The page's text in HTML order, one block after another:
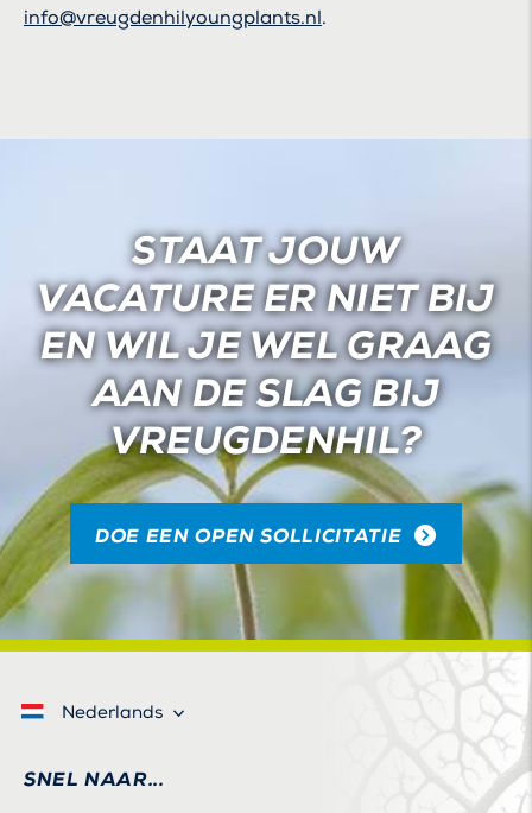
info@vreugdenhilyoungplants.nl.
STAAT JOUW
VACATURE ER NIET BIJ
EN WIL JE WEL GRAAG
AAN DE SLAG BIJ
VREUGDENHIL?
DOE EEN OPEN SOLLICITATIE
Nederlands
SNEL NAAR...